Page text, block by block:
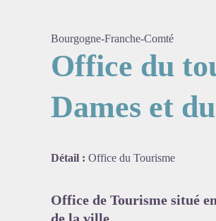
Bourgogne-Franche-Comté
Office du
Dames et
Détail : Office du Tourisme
Office de Tourisme situé